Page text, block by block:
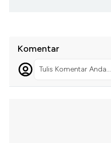
Komentar
Tulis Komentar Anda...